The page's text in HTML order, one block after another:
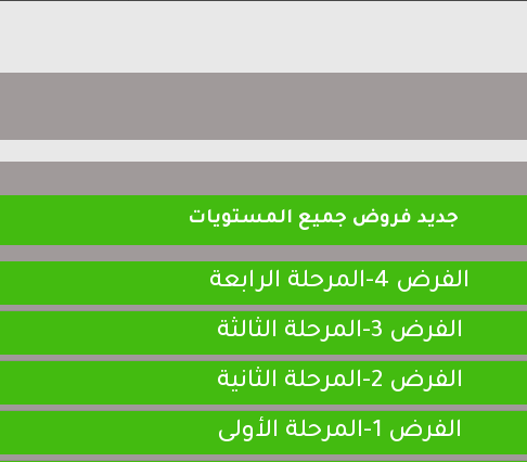
جديد فروض جميع المستويات
الفرض 4-المرحلة الرابعة
الفرض 3-المرحلة الثالثة
الفرض 2-المرحلة الثانية
الفرض 1-المرحلة الأولى